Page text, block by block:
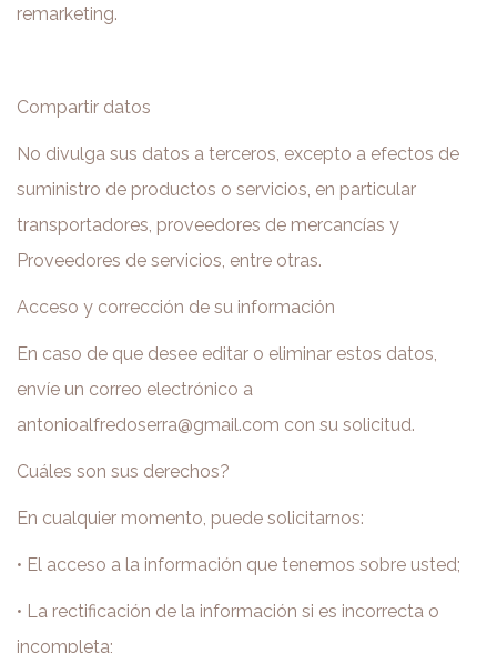
remarketing.
Compartir datos
No divulga sus datos a terceros, excepto a efectos de
suministro de productos o servicios, en particular
transportadores, proveedores de mercancías y
Proveedores de servicios, entre otras.
Acceso y corrección de su información
En caso de que desee editar o eliminar estos datos,
envíe un correo electrónico a
antonioalfredoserra@gmail.com con su solicitud.
Cuáles son sus derechos?
En cualquier momento, puede solicitarnos:
• El acceso a la información que tenemos sobre usted;
• La rectificación de la información si es incorrecta o
incompleta;